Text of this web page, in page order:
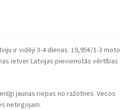
ir vidēji 3-4 dienas. 19,95€/1-3 moto
ietver Latvijas pievienotās vērtības
jaunas riepas no ražotnes. Vecos
netirgojam.